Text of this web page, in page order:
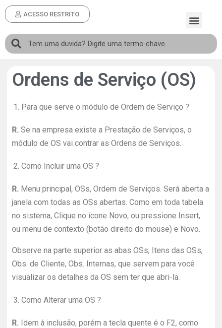
ACESSO RESTRITO
Ordens de Serviço (OS)
1. Para que serve o módulo de Ordem de Serviço ?
R. Se na empresa existe a Prestação de Serviços, o
módulo de OS vai contrar as Ordens de Serviços.
2. Como Incluir uma OS ?
R. Menu principal, OSs, Ordem de Serviços. Será aberta a
janela com todas as OSs abertas. Como em toda tabela
no sistema, Clique no ícone Novo, ou pressione Insert,
ou menu de contexto (botão direito do mouse) e Novo.
Observe na parte superior as abas OSs, Itens das OSs,
Obs. de Cliente, Obs. Internas, que servem para você
visualizar os detalhes da OS sem ter que abri-la.
3. Como Alterar uma OS ?
R. Idem à inclusão, porém a tecla quente é o F2, como